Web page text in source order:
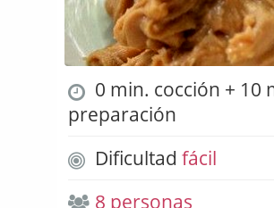
0 min. cocción + 10
preparación
Dificultad fácil
8 personas